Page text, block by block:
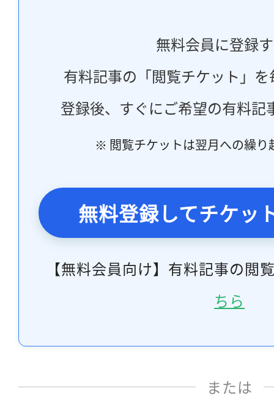
無料会員に登録
有料記事の「閲覧チケット」
登録後、すぐにご希望の有料記
※ 閲覧チケットは翌月への繰り
無料登録してチケッ
【無料会員向け】有料記事の閲
ちら
または